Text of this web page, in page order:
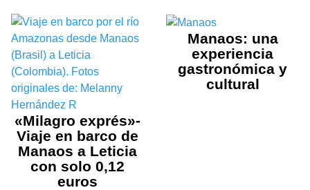
«Milagro exprés»-
Viaje en barco de
Manaos a Leticia
con solo 0,12
euros
Manaos: una
experiencia
gastronómica y
cultural